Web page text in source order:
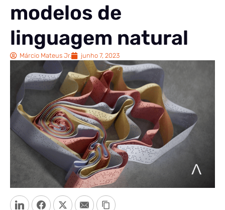
modelos de
linguagem natural
Márcio Mateus Jr. junho 7, 2023
LinkedInFacebookTwitterEmail Copy Link